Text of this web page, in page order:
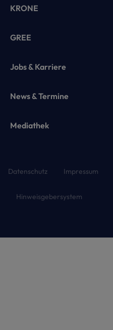
KRONE
GREE
Jobs & Karriere
News & Termine
Mediathek
Datenschutz Impressum
Hinweisgebersystem